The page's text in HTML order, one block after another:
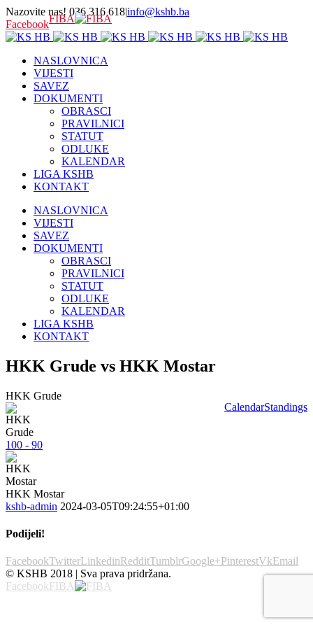
Nazovite nas! 036 316 618|info@kshb.ba
FacebookFIBA
NASLOVNICA
VIJESTI
SAVEZ
DOKUMENTI
OBRASCI
PRAVILNICI
STATUT
ODLUKE
KALENDAR
LIGA KSHB
KONTAKT
NASLOVNICA
VIJESTI
SAVEZ
DOKUMENTI
OBRASCI
PRAVILNICI
STATUT
ODLUKE
KALENDAR
LIGA KSHB
KONTAKT
HKK Grude vs HKK Mostar
CalendarStandings
HKK Grude
100 - 90
HKK Mostar
kshb-admin 2024-03-05T09:24:55+01:00
Podijeli!
FacebookTwitterLinkedinRedditTumblrGoogle+PinterestVkEmail
© KSHB 2018 | Sva prava pridržana.
FacebookFIBA